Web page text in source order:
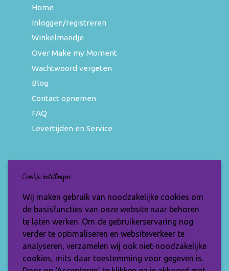
Home
Inloggen/registreren
Winkelmandje
Over Make my Moment
Wachtwoord vergeten
Blog
Contact opnemen
FAQ
Levertijden en Service
Nieuwsbrief
Wil jij op de hoogte blijven van de nieuwste
items en speciale aanbiedingen? Vul je e-
mailadres dan in en ontvang de Make My
Moment nieuwsbrief.
Cookie instellingen
Wij maken gebruik van noodzakelijke cookies om
de basisfuncties van onze website naar behoren
te laten werken. Om de gebruikerservaring nog
verder te optimaliseren en websiteverkeer te
analyseren, verzamelen wij ook niet-noodzakelijke
cookies, mits daar toestemming voor gegeven is.